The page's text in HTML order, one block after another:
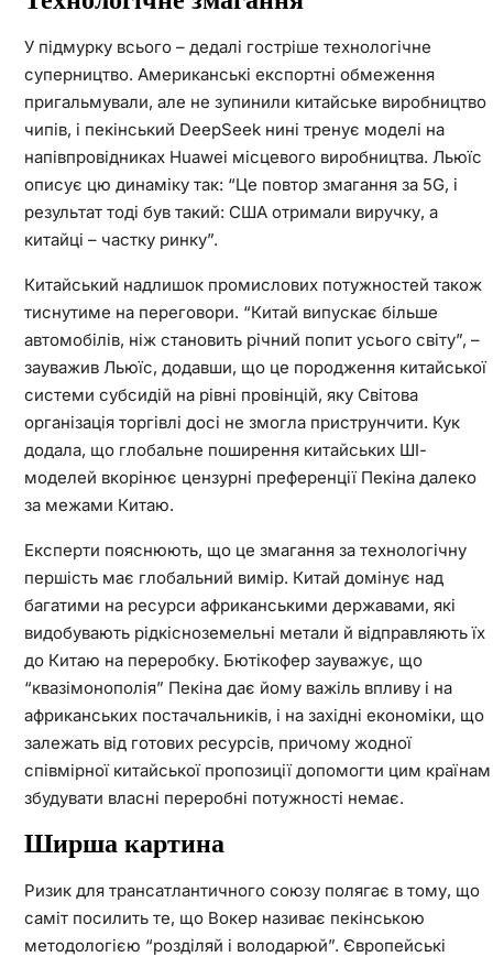
У підмурку всього – дедалі гостріше технологічне
суперництво. Американські експортні обмеження
пригальмували, але не зупинили китайське виробництво
чипів, і пекінський DeepSeek нині тренує моделі на
напівпровідниках Huawei місцевого виробництва. Льюїс
описує цю динаміку так: “Це повтор змагання за 5G, і
результат тоді був такий: США отримали виручку, а
китайці – частку ринку”.
Китайський надлишок промислових потужностей також
тиснутиме на переговори. “Китай випускає більше
автомобілів, ніж становить річний попит усього світу”, –
зауважив Льюїс, додавши, що це породження китайської
системи субсидій на рівні провінцій, яку Світова
організація торгівлі досі не змогла приструнчити. Кук
додала, що глобальне поширення китайських ШІ-
моделей вкорінює цензурні преференції Пекіна далеко
за межами Китаю.
Експерти пояснюють, що це змагання за технологічну
першість має глобальний вимір. Китай домінує над
багатими на ресурси африканськими державами, які
видобувають рідкісноземельні метали й відправляють їх
до Китаю на переробку. Бютікофер зауважує, що
“квазімонополія” Пекіна дає йому важіль впливу і на
африканських постачальників, і на західні економіки, що
залежать від готових ресурсів, причому жодної
співмірної китайської пропозиції допомогти цим країнам
збудувати власні переробні потужності немає.
Ширша картина
Ризик для трансатлантичного союзу полягає в тому, що
саміт посилить те, що Вокер називає пекінською
методологією “розділяй і володарюй”. Європейські